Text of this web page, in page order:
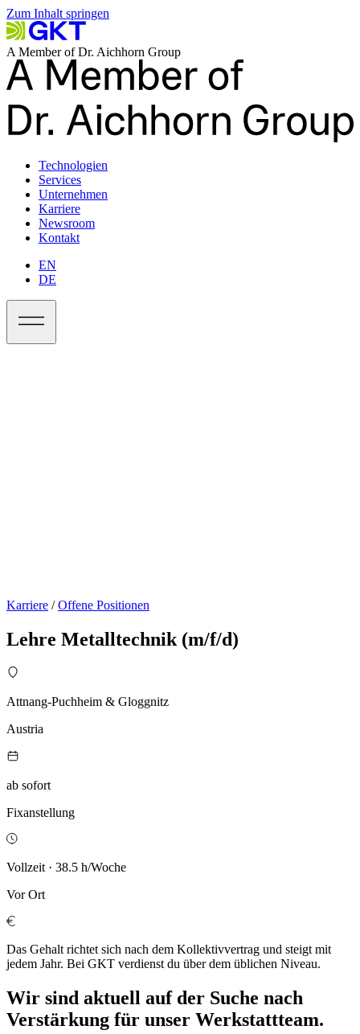
Zum Inhalt springen
A Member of Dr. Aichhorn Group
Technologien
Services
Unternehmen
Karriere
Newsroom
Kontakt
EN
DE
Karriere /Offene Positionen
Lehre Metalltechnik (m/f/d)
Attnang-Puchheim & Gloggnitz
Austria
ab sofort
Fixanstellung
Vollzeit · 38.5 h/Woche
Vor Ort
Das Gehalt richtet sich nach dem Kollektivvertrag und steigt mit
jedem Jahr. Bei GKT verdienst du über dem üblichen Niveau.
Wir sind aktuell auf der Suche nach
Verstärkung für unser Werkstattteam.